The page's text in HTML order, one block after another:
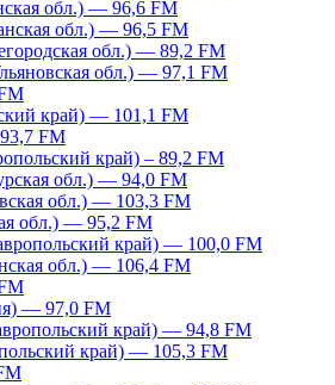
обл.) — 96,6 FM
обл.) — 96,5 FM
обл.) — 89,2 FM
обл.) — 97,1 FM
край) — 101,1 FM
FM
край) – 89,2 FM
обл.) — 94,0 FM
обл.) — 103,3 FM
обл.) — 95,2 FM
край) — 100,0 FM
обл.) — 106,4 FM
— 97,0 FM
край) — 94,8 FM
край) — 105,3 FM